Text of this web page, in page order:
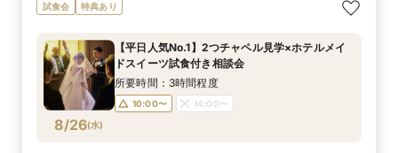
8/24(月
グをご提案】館内外ともに溢れるフォトジェニッ
じっくり相談♪フォトウェディング専用フェアで
す
所要時間：2時間程度
8/24(月
比較ナイト相談会
試食会 特典あり
8/26(水)
【平日人気No.1】2つチャペル見学×ホテルメイ
ドスイーツ試食付き相談会
所要時間：3時間程度
10:00〜 14:00〜